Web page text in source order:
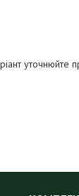
уточнюйте